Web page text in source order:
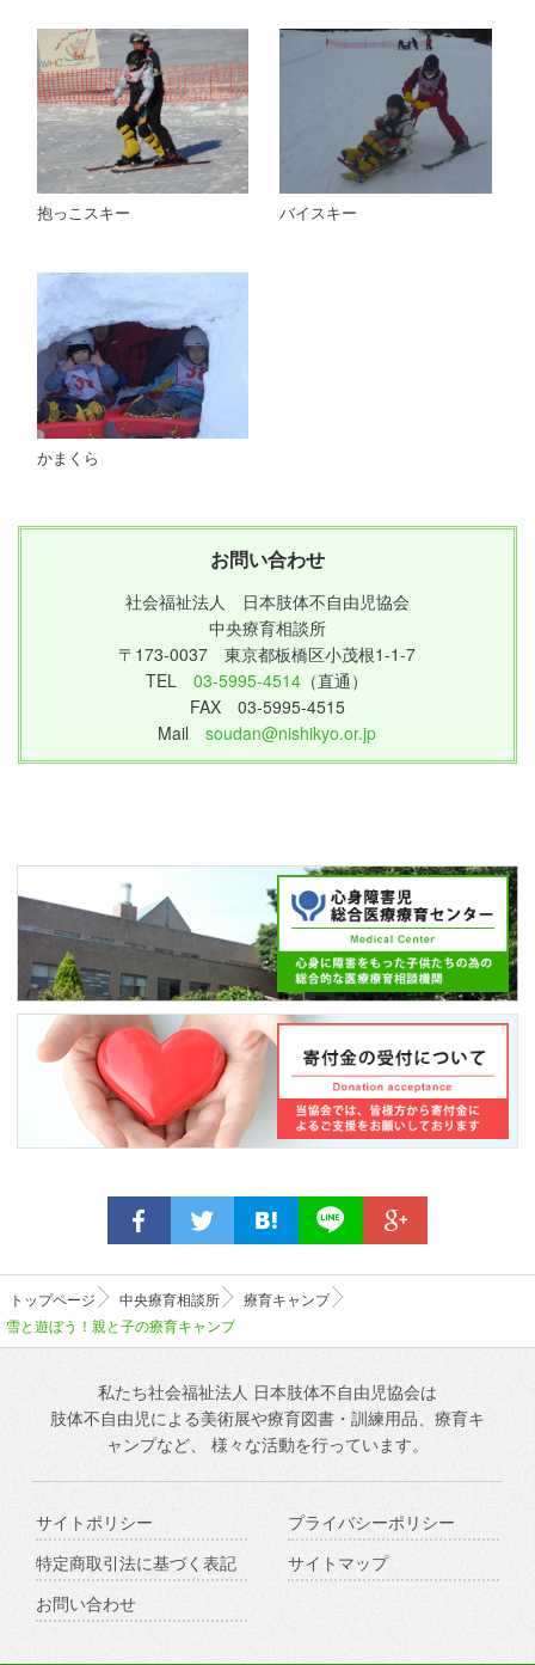
抱っこスキー バイスキー
かまくら
お問い合わせ
社会福祉法人 日本肢体不自由児協会
中央療育相談所
〒173-0037 東京都板橋区小茂根1-1-7
TEL 03-5995-4514（直通）
FAX 03-5995-4515
Mailsoudan@nishikyo.or.jp
トップページ 中央療育相談所
療育キャンプ
雪と遊ぼう！親と子の療育キャンプ
私たち社会福祉法人 日本肢体不自由児協会は
肢体不自由児による美術展や療育図書・訓練用品、療育キ
ャンプなど、
様々な活動を行っています。
サイトポリシー
プライバシーポリシー
特定商取引法に基づく表記
サイトマップ
お問い合わせ